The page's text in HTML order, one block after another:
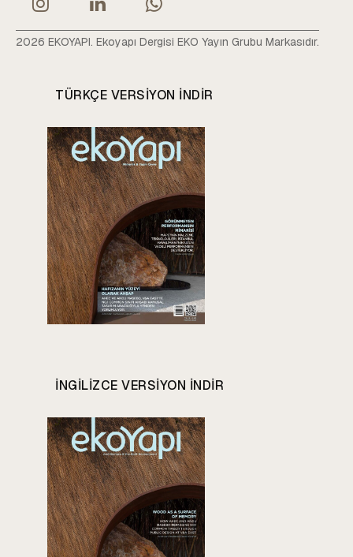
2026 EKOYAPI. Ekoyapı Dergisi EKO Yayın Grubu Markasıdır.
TÜRKÇE VERSIYON INDIR
INGILIZCE VERSIYON INDIR